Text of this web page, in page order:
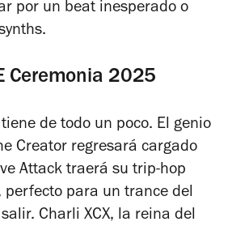
por un beat inesperado o
Ceremonia 2025
de todo un poco. El genio
Creator regresará cargado
Attack traerá su trip-hop
perfecto para un trance del
Charli XCX, la reina del